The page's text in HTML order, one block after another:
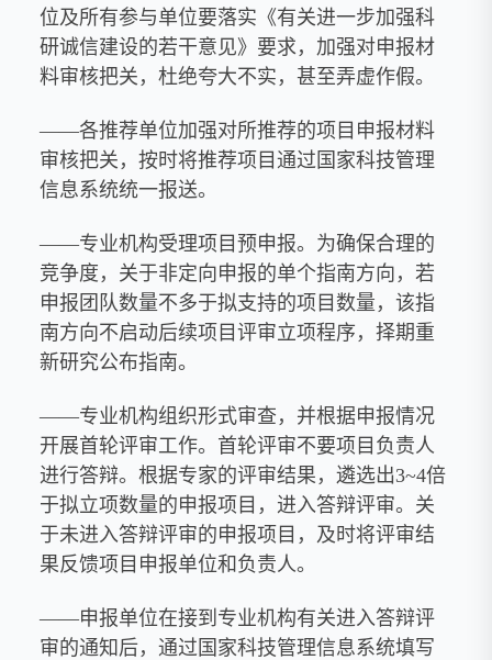
位及所有参与单位要落实《有关进一步加强科
研诚信建设的若干意见》要求，加强对申报材
料审核把关，杜绝夸大不实，甚至弄虚作假。
——各推荐单位加强对所推荐的项目申报材料
审核把关，按时将推荐项目通过国家科技管理
信息系统统一报送。
——专业机构受理项目预申报。为确保合理的
竞争度，关于非定向申报的单个指南方向，若
申报团队数量不多于拟支持的项目数量，该指
南方向不启动后续项目评审立项程序，择期重
新研究公布指南。
——专业机构组织形式审查，并根据申报情况
开展首轮评审工作。首轮评审不要项目负责人
进行答辩。根据专家的评审结果，遴选出3~4倍
于拟立项数量的申报项目，进入答辩评审。关
于未进入答辩评审的申报项目，及时将评审结
果反馈项目申报单位和负责人。
——申报单位在接到专业机构有关进入答辩评
审的通知后，通过国家科技管理信息系统填写